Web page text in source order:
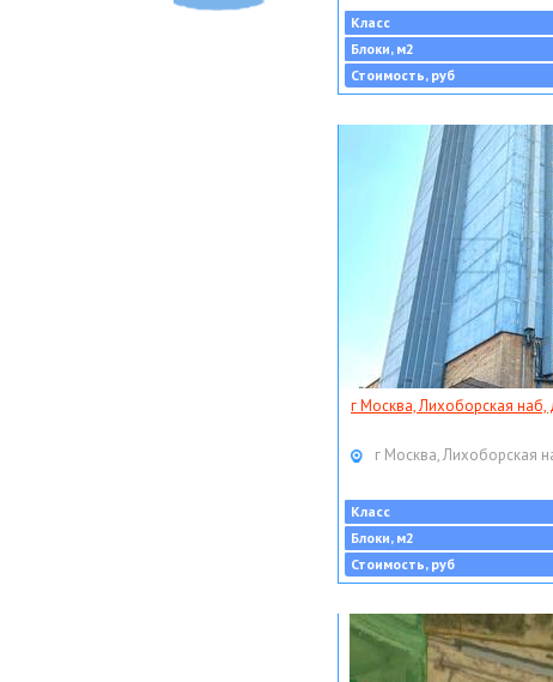
Класс
Блоки, м2
Стоимость, руб
г Москва, Лихоборская наб,
г Москва, Лихоборская
Класс
Блоки, м2
Стоимость, руб